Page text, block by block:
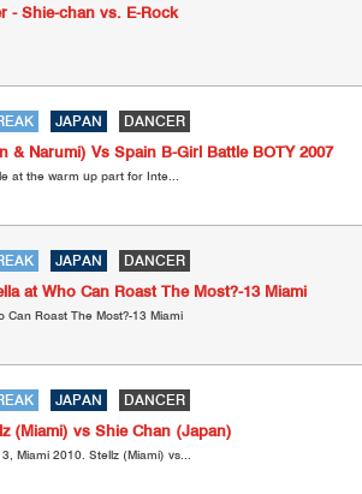
- Shie-chan vs. E-Rock
JAPAN DANCER
& Narumi) Vs Spain B-Girl Battle BOTY 2007
at the warm up part for Inte...
JAPAN DANCER
at Who Can Roast The Most?-13 Miami
Can Roast The Most?-13 Miami
JAPAN DANCER
(Miami) vs Shie Chan (Japan)
Miami 2010. Stellz (Miami) vs...